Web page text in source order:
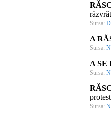
Sursa:
A
Sursa:
A SE
Sursa:
Sursa: